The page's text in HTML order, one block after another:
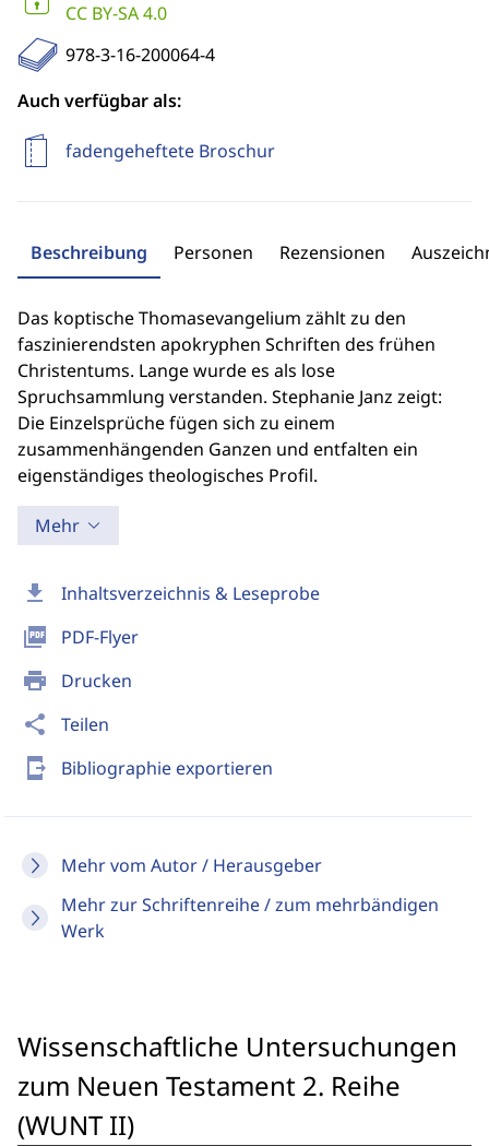
download Inhaltsverzeichnis & Leseprobe
picture_as_pdf PDF-Flyer
print Drucken
share Teilen
send_to_mobile Bibliographie exportieren
Mehr vom Autor / Herausgeber
Mehr zur Schriftenreihe / zum mehrbändigen
Werk
CC BY-SA 4.0
978-3-16-200064-4
Auch verfügbar als:
fadengeheftete Broschur
Beschreibung Personen Rezensionen
Das koptische Thomasevangelium zählt zu den
faszinierendsten apokryphen Schriften des frühen
Christentums. Lange wurde es als lose
Spruchsammlung verstanden. Stephanie Janz zeigt:
Die Einzelsprüche fügen sich zu einem
zusammenhängenden Ganzen und entfalten ein
eigenständiges theologisches Profil.
Mehr
Wissenschaftliche Untersuchungen
zum Neuen Testament 2. Reihe
(WUNT II)